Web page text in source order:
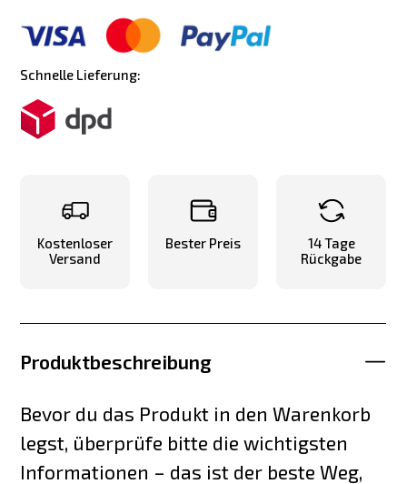
Schnelle Lieferung:
Kostenloser
Versand
Bester Preis
14 Tage
Rückgabe
Produktbeschreibung
Bevor du das Produkt in den Warenkorb
legst, überprüfe bitte die wichtigsten
Informationen – das ist der beste Weg,